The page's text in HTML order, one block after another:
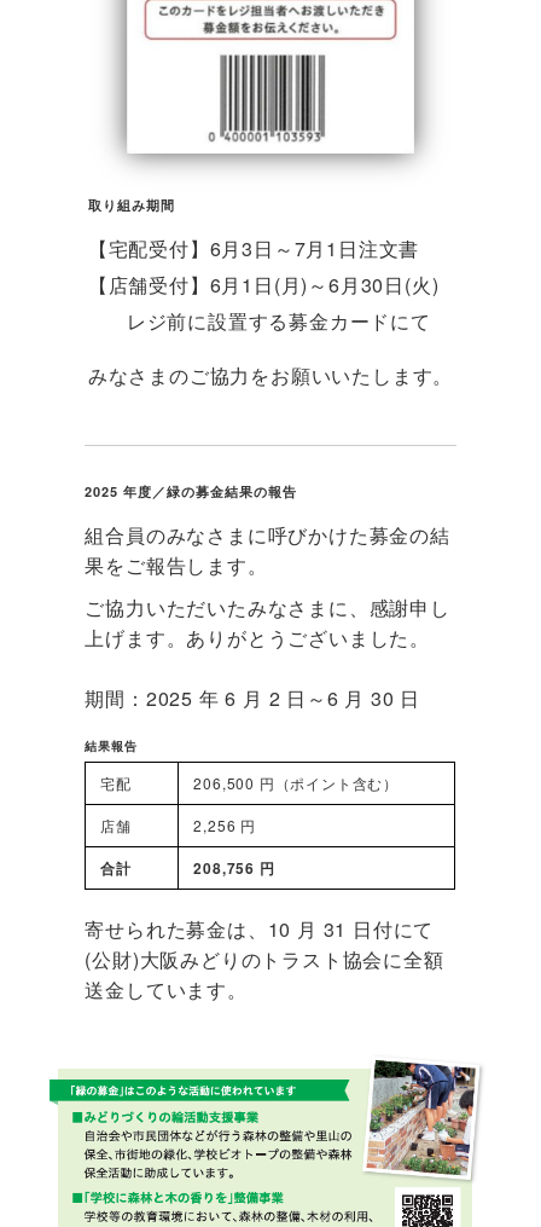
取り組み期間
【宅配受付】6月3日～7月1日注文書
【店舗受付】6月1日(月)～6月30日(火)
レジ前に設置する募金カードにて
みなさまのご協力をお願いいたします。
2025 年度／緑の募金結果の報告
組合員のみなさまに呼びかけた募金の結
果をご報告します。
ご協力いただいたみなさまに、感謝申し
上げます。ありがとうございました。
期間：2025 年 6 月 2 日～6 月 30 日
結果報告
宅配 206,500 円（ポイント含む）
店舗 2,256 円
合計 208,756 円
寄せられた募金は、10 月 31 日付にて
(公財)大阪みどりのトラスト協会に全額
送金しています。